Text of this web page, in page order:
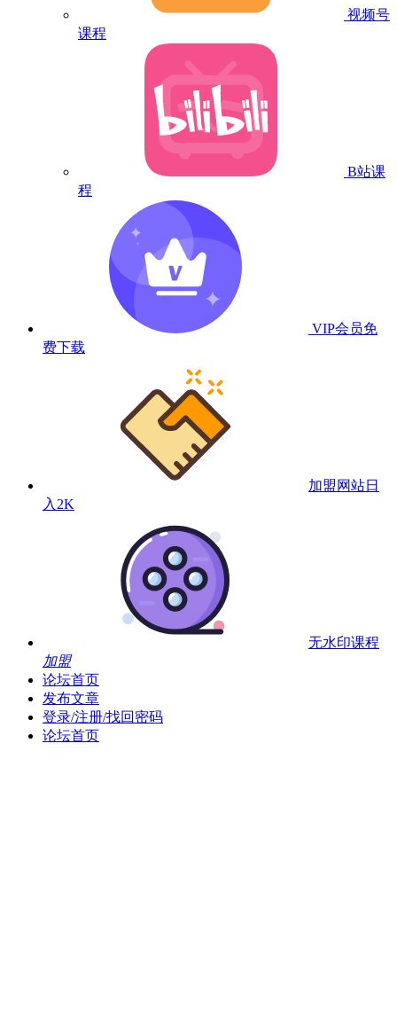
视频号
课程
B站课
程
VIP会员免
费下载
加盟网站日
入2K
无水印课程
加盟
论坛首页
发布文章
登录/注册/找回密码
论坛首页